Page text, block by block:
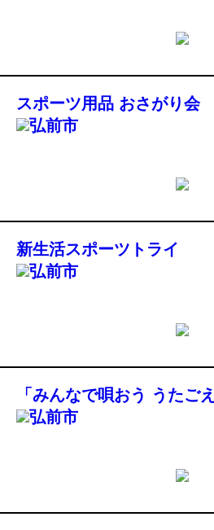
スポーツ用品 おさがり会
弘前市
新生活スポーツトライ
弘前市
「みんなで唄おう うたご
弘前市